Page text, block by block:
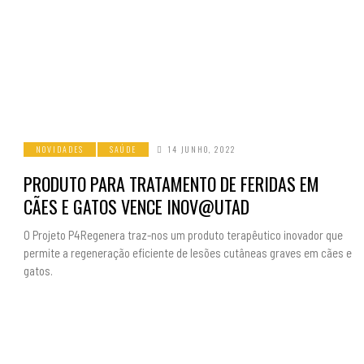
NOVIDADES SAÚDE 14 JUNHO, 2022
PRODUTO PARA TRATAMENTO DE FERIDAS EM
CÃES E GATOS VENCE INOV@UTAD
O Projeto P4Regenera traz-nos um produto terapêutico inovador que
permite a regeneração eficiente de lesões cutâneas graves em cães e
gatos.